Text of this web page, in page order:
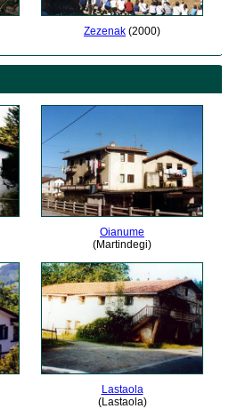
Zezenak (2000)
Oianume
(Martindegi)
Lastaola
(Lastaola)